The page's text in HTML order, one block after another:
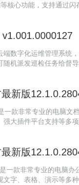
核心功能，支持通过
端数字化运维管理系统
随机派发巡检任务给督
新版
一款非常专业的电脑文
强大插件平台支持等多
新版
一款非常专业的电脑办
文字、表格、演示等多